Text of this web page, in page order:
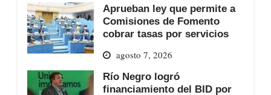
Aprueban ley que permite a
Comisiones de Fomento
cobrar tasas por servicios
agosto 7, 2026
Río Negro logró
financiamiento del BID por